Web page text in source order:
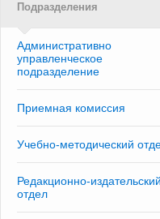
Подразделения
Административно
управленческое
подразделение
Приемная комиссия
Учебно-методический
Редакционно-издательский
отдел